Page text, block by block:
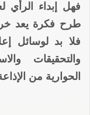
فهل إبداء
طرح فكرة يعد
فلا بد لوسائل
والتحقيقات
الحوارية من